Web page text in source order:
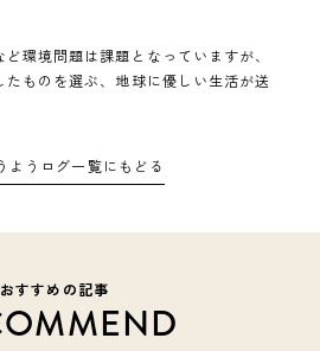
環境問題は課題となっていますが、
ものを選ぶ、地球に優しい生活が送
ようログ一覧にもどる
おすすめの記事